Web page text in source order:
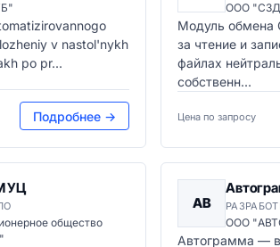
v nastol'nykh
po pr...
Подробнее →
ООО
Модуль обмена
за чтение и
файлах
собственн...
Цена по запросу
УЦ
общество
АВ
ООО
Автограмма —